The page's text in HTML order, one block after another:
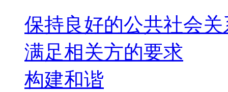
保持良好的公共社会关
满足相关方的要求
构建和谐